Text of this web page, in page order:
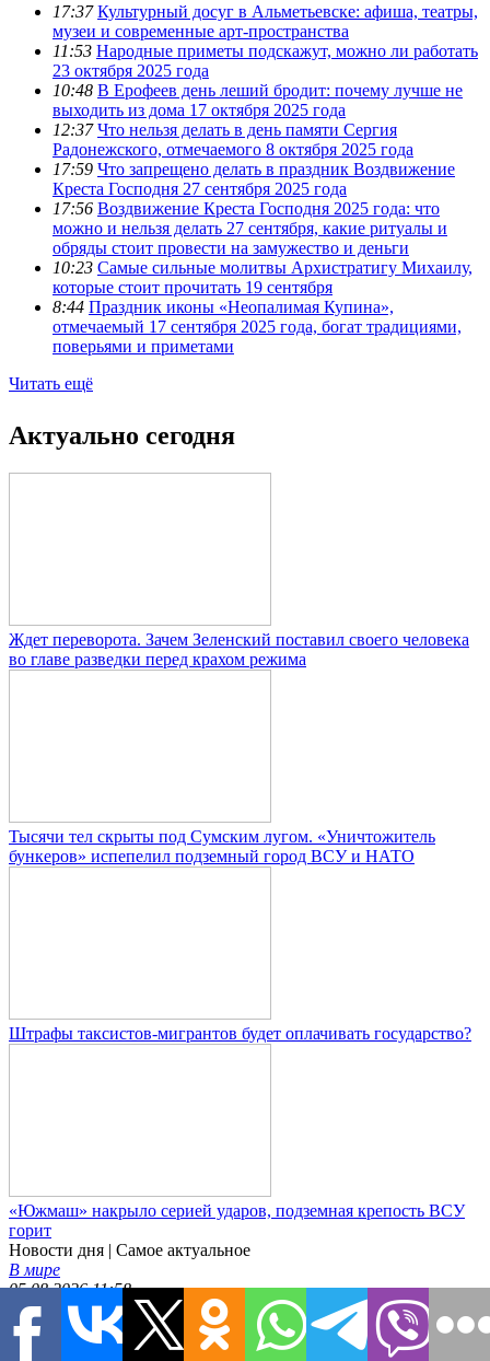
17:37 Культурный досуг в Альметьевске: афиша, театры,
музеи и современные арт-пространства
11:53 Народные приметы подскажут, можно ли работать
23 октября 2025 года
10:48 В Ерофеев день леший бродит: почему лучше не
выходить из дома 17 октября 2025 года
12:37 Что нельзя делать в день памяти Сергия
Радонежского, отмечаемого 8 октября 2025 года
17:59 Что запрещено делать в праздник Воздвижение
Креста Господня 27 сентября 2025 года
17:56 Воздвижение Креста Господня 2025 года: что
можно и нельзя делать 27 сентября, какие ритуалы и
обряды стоит провести на замужество и деньги
10:23 Самые сильные молитвы Архистратигу Михаилу,
которые стоит прочитать 19 сентября
8:44 Праздник иконы «Неопалимая Купина»,
отмечаемый 17 сентября 2025 года, богат традициями,
поверьями и приметами
Читать ещё
Актуально сегодня
Ждет переворота. Зачем Зеленский поставил своего человека
во главе разведки перед крахом режима
Тысячи тел скрыты под Сумским лугом. «Уничтожитель
бункеров» испепелил подземный город ВСУ и НАТО
Штрафы таксистов-мигрантов будет оплачивать государство?
«Южмаш» накрыло серией ударов, подземная крепость ВСУ
горит
Новости дня | Самое актуальное
В мире
05.08.2026 11:58
Ждет переворота. Зачем Зеленский поставил своего человека
во главе разведки перед крахом режима